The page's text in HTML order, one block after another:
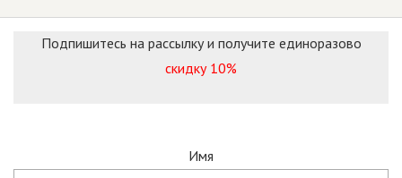
Подпишитесь на рассылку и получите единоразово
скидку 10%
Имя